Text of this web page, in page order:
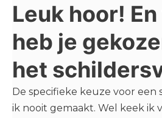
Leuk hoor!
heb je
het
De specifieke keuze voor een
ik nooit gemaakt. Wel keek ik